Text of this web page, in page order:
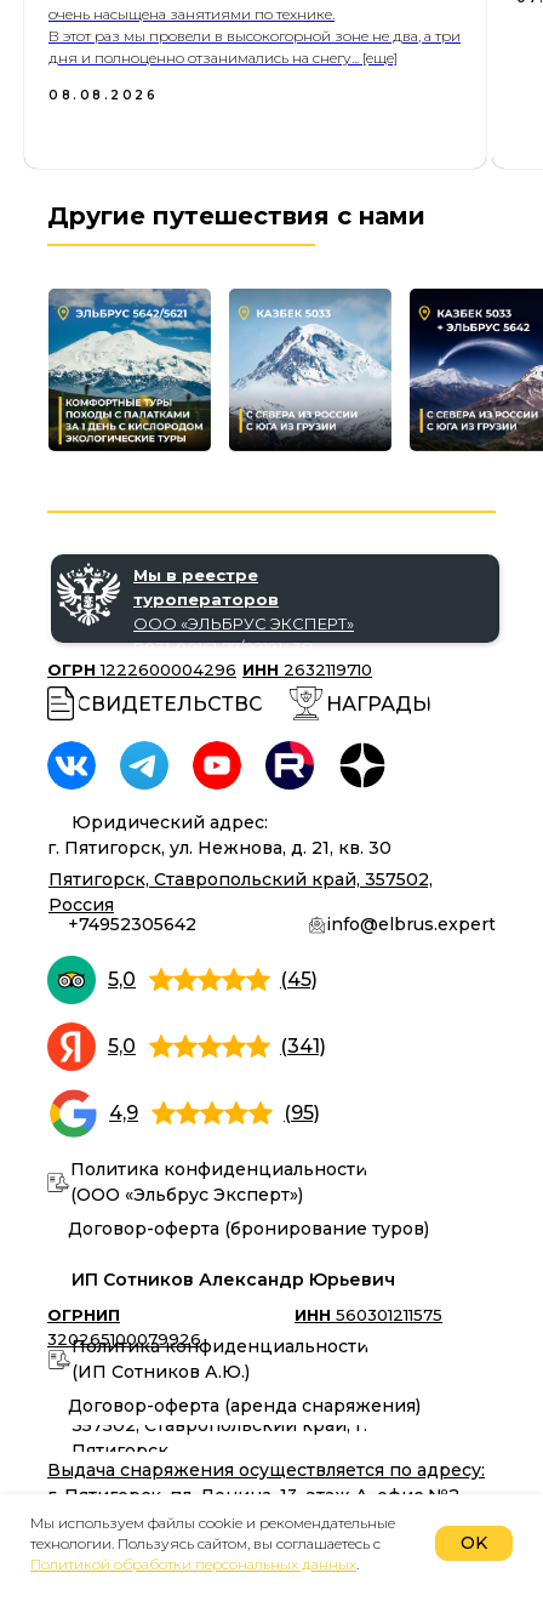
очень насыщена занятиями по технике.
В этот раз мы провели в высокогорной зоне не два, а три
дня и полноценно отзанимались на снегу... [еще]
08.08.2026
Другие путешествия с нами
Политика конфиденциальности
(ООО «Эльбрус Эксперт»)
Политика конфиденциальности
(ИП Сотников А.Ю.)
СВИДЕТЕЛЬСТВО
ОГРНИП
320265100079926
ИНН 560301211575
ОГРН 1222600004296 ИНН 2632119710
НАГРАДЫ
ИП Сотников Александр Юрьевич
Договор-оферта (аренда снаряжения)
Договор-оферта (бронирование туров)
Выдача снаряжения осуществляется по адресу:
г. Пятигорск, пл. Ленина, 13, этаж А, офис №2
elbrusexpert@yandex.ru
Пятигорск, Ставропольский край, 357502,
Россия
info@elbrus.expert
357502, Ставропольский край, г.
Пятигорск
Юридический адрес:
г. Пятигорск, ул. Нежнова, д. 21, кв. 30
+74952305642
5,0 (45)
5,0 (341)
4,9 (95)
Мы в реестре
туроператоров
ООО «‎ЭЛЬБРУС ЭКСПЕРТ»‎
В031-00161-77/02191438
Мы используем файлы cookie и рекомендательные
технологии. Пользуясь сайтом, вы соглашаетесь с
Политикой обработки персональных данных.
OK